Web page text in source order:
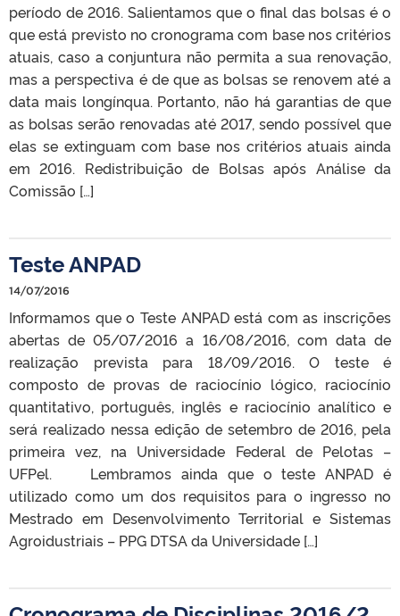
período de 2016. Salientamos que o final das bolsas é o
que está previsto no cronograma com base nos critérios
atuais, caso a conjuntura não permita a sua renovação,
mas a perspectiva é de que as bolsas se renovem até a
data mais longínqua. Portanto, não há garantias de que
as bolsas serão renovadas até 2017, sendo possível que
elas se extinguam com base nos critérios atuais ainda
em 2016. Redistribuição de Bolsas após Análise da
Comissão […]
Teste ANPAD
14/07/2016
Informamos que o Teste ANPAD está com as inscrições
abertas de 05/07/2016 a 16/08/2016, com data de
realização prevista para 18/09/2016. O teste é
composto de provas de raciocínio lógico, raciocínio
quantitativo, português, inglês e raciocínio analítico e
será realizado nessa edição de setembro de 2016, pela
primeira vez, na Universidade Federal de Pelotas –
UFPel. Lembramos ainda que o teste ANPAD é
utilizado como um dos requisitos para o ingresso no
Mestrado em Desenvolvimento Territorial e Sistemas
Agroidustriais – PPG DTSA da Universidade […]